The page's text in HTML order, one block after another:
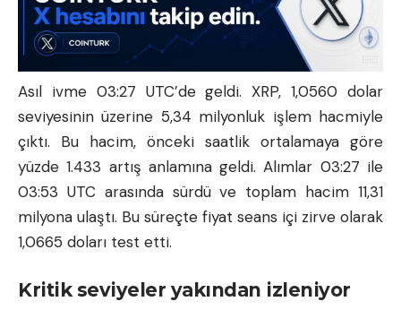
Asıl ivme 03:27 UTC’de geldi. XRP, 1,0560 dolar
seviyesinin üzerine 5,34 milyonluk işlem hacmiyle
çıktı. Bu hacim, önceki saatlik ortalamaya göre
yüzde 1.433 artış anlamına geldi. Alımlar 03:27 ile
03:53 UTC arasında sürdü ve toplam hacim 11,31
milyona ulaştı. Bu süreçte fiyat seans içi zirve olarak
1,0665 doları test etti.
Kritik seviyeler yakından izleniyor